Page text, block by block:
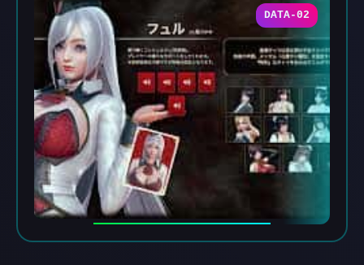
DATA-02